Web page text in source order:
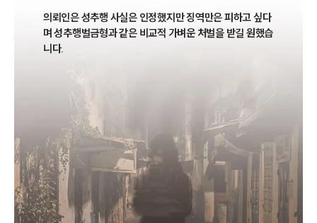
의뢰인은 성추행 사실은 인정했지만 징역만은 피하고 싶다
며 성추행벌금형과 같은 비교적 가벼운 처벌을 받길 원했습
니다.